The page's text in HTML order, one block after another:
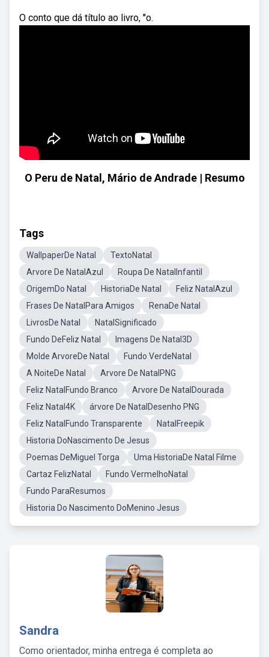
O conto que dá título ao livro, ''o.
O Peru de Natal, Mário de Andrade | Resumo
Tags
WallpaperDe Natal
TextoNatal
Arvore De NatalAzul
Roupa De NatalInfantil
OrigemDo Natal
HistoriaDe Natal
Feliz NatalAzul
Frases De NatalPara Amigos
RenaDe Natal
LivrosDe Natal
NatalSignificado
Fundo DeFeliz Natal
Imagens De Natal3D
Molde ArvoreDe Natal
Fundo VerdeNatal
A NoiteDe Natal
Arvore De NatalPNG
Feliz NatalFundo Branco
Arvore De NatalDourada
Feliz Natal4K
árvore De NatalDesenho PNG
Feliz NatalFundo Transparente
NatalFreepik
Historia DoNascimento De Jesus
Poemas DeMiguel Torga
Uma HistoriaDe Natal Filme
Cartaz FelizNatal
Fundo VermelhoNatal
Fundo ParaResumos
Historia Do Nascimento DoMenino Jesus
Sandra
Como orientador, minha entrega é completa ao